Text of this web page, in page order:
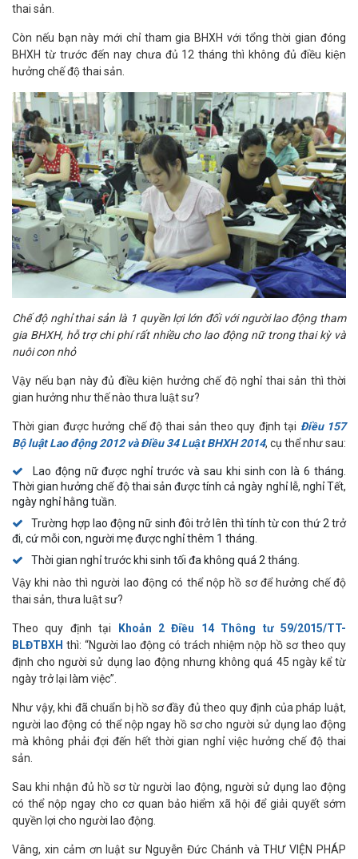
thai sản.
Còn nếu bạn này mới chỉ tham gia BHXH với tổng thời gian đóng
BHXH từ trước đến nay chưa đủ 12 tháng thì không đủ điều kiện
hưởng chế độ thai sản.
Chế độ nghỉ thai sản là 1 quyền lợi lớn đối với người lao động tham
gia BHXH, hỗ trợ chi phí rất nhiều cho lao động nữ trong thai kỳ và
nuôi con nhỏ
Vậy nếu bạn này đủ điều kiện hưởng chế độ nghỉ thai sản thì thời
gian hưởng như thế nào thưa luật sư?
Thời gian được hưởng chế độ thai sản theo quy định tại Điều 157
Bộ luật Lao động 2012 và Điều 34 Luật BHXH 2014, cụ thể như sau:
Lao động nữ được nghỉ trước và sau khi sinh con là 6 tháng.
Thời gian hưởng chế độ thai sản được tính cả ngày nghỉ lễ, nghỉ Tết,
ngày nghỉ hằng tuần.
Trường hợp lao động nữ sinh đôi trở lên thì tính từ con thứ 2 trở
đi, cứ mỗi con, người mẹ được nghỉ thêm 1 tháng.
Thời gian nghỉ trước khi sinh tối đa không quá 2 tháng.
Vậy khi nào thì người lao động có thể nộp hồ sơ để hưởng chế độ
thai sản, thưa luật sư?
Theo quy định tại
Khoản 2 Điều 14 Thông tư 59/2015/TT-
BLĐTBXH thì: “Người lao động có trách nhiệm nộp hồ sơ theo quy
định cho người sử dụng lao động nhưng không quá 45 ngày kể từ
ngày trở lại làm việc”.
Như vậy, khi đã chuẩn bị hồ sơ đầy đủ theo quy định của pháp luật,
người lao động có thể nộp ngay hồ sơ cho người sử dụng lao động
mà không phải đợi đến hết thời gian nghỉ việc hưởng chế độ thai
sản.
Sau khi nhận đủ hồ sơ từ người lao động, người sử dụng lao động
có thể nộp ngay cho cơ quan bảo hiểm xã hội để giải quyết sớm
quyền lợi cho người lao động.
Vâng, xin cảm ơn luật sư Nguyễn Đức Chánh và THƯ VIỆN PHÁP